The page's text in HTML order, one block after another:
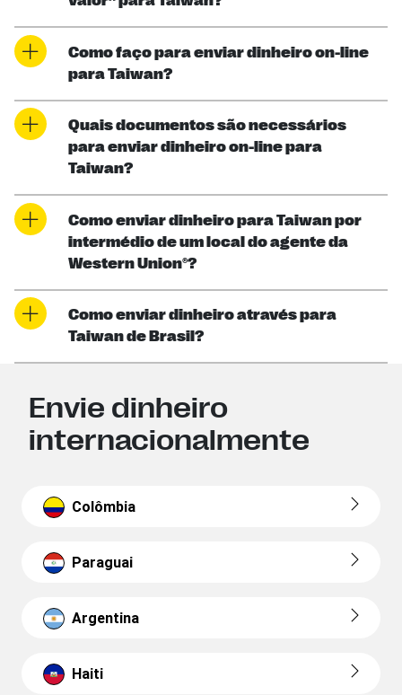
Como faço para enviar dinheiro on-line
para Taiwan?
Quais documentos são necessários
para enviar dinheiro on-line para
Taiwan?
Como enviar dinheiro para Taiwan por
intermédio de um local do agente da
Western Union®?
Como enviar dinheiro através para
Taiwan de Brasil?
Envie dinheiro
internacionalmente
Colômbia
Paraguai
Argentina
Haiti